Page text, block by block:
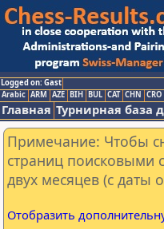
Logged on: Gast
Arabic ARM AZE BIH BUL CAT CHN CRO
Главная Турнирная база
Примечание: Чтобы
страниц поисковыми
двух месяцев (с даты
Отобразить